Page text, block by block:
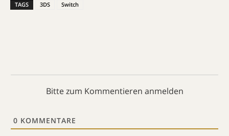
TAGS 3DS Switch
Bitte zum Kommentieren anmelden
0 KOMMENTARE